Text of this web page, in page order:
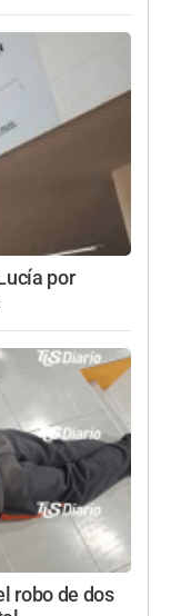
por
robo de dos